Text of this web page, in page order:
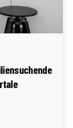
Hollabrunn